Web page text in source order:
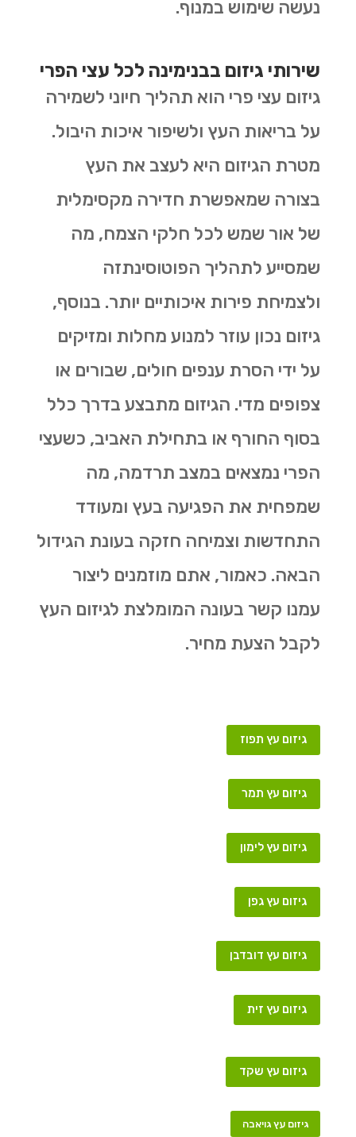
נעשה שימוש במנוף.
שירותי גיזום בבנימינה לכל עצי הפרי
גיזום עצי פרי הוא תהליך חיוני לשמירה
על בריאות העץ ולשיפור איכות היבול.
מטרת הגיזום היא לעצב את העץ
בצורה שמאפשרת חדירה מקסימלית
של אור שמש לכל חלקי הצמח, מה
שמסייע לתהליך הפוטוסינתזה
ולצמיחת פירות איכותיים יותר. בנוסף,
גיזום נכון עוזר למנוע מחלות ומזיקים
על ידי הסרת ענפים חולים, שבורים או
צפופים מדי. הגיזום מתבצע בדרך כלל
בסוף החורף או בתחילת האביב, כשעצי
הפרי נמצאים במצב תרדמה, מה
שמפחית את הפגיעה בעץ ומעודד
התחדשות וצמיחה חזקה בעונת הגידול
הבאה. כאמור, אתם מוזמנים ליצור
עמנו קשר בעונה המומלצת לגיזום העץ
לקבל הצעת מחיר.
גיזום עץ תפוז
גיזום עץ תמר
גיזום עץ לימון
גיזום עץ גפן
גיזום עץ דובדבן
גיזום עץ זית
גיזום עץ שקד
גיזום עץ גויאבה